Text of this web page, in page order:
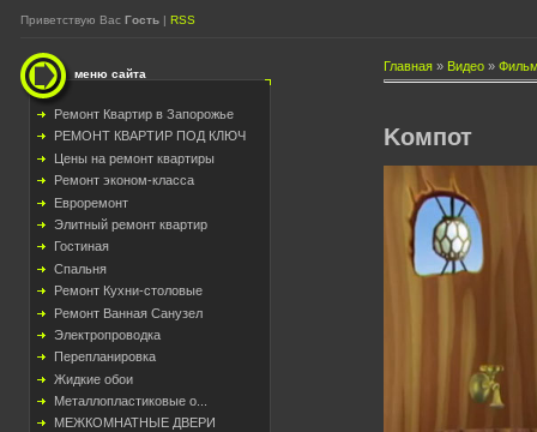
Приветствую Вас Гость | RSS
меню сайта
Ремонт Квартир в Запорожье
РЕМОНТ КВАРТИР ПОД КЛЮЧ
Цены на ремонт квартиры
Ремонт эконом-класса
Евроремонт
Элитный ремонт квартир
Гостиная
Спальня
Ремонт Кухни-столовые
Ремонт Ванная Санузел
Электропроводка
Перепланировка
Жидкие обои
Металлопластиковые о...
МЕЖКОМНАТНЫЕ ДВЕРИ
Главная » Видео »
Kомпот